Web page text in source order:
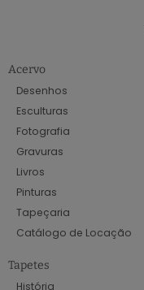
Acervo
Desenhos
Esculturas
Fotografia
Gravuras
Livros
Pinturas
Tapeçaria
Catálogo de Locação
Tapetes
História